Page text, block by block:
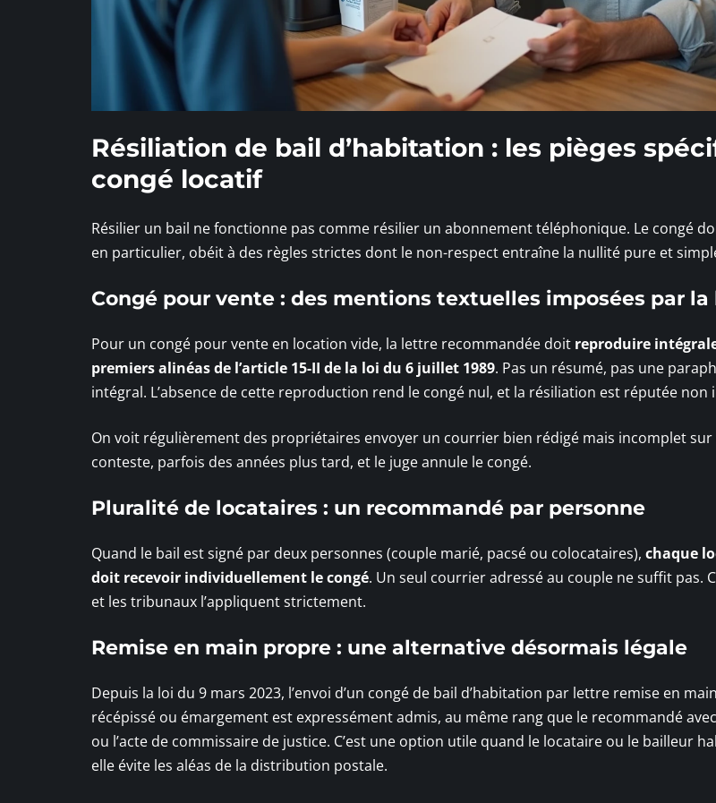
Résiliation de bail d’habitation : les pièges
congé locatif
Résilier un bail ne fonctionne pas comme résilier un abonnement téléphonique. Le congé
en particulier, obéit à des règles strictes dont le non-respect entraîne la nullité pure et
Congé pour vente : des mentions textuelles imposées par la
Pour un congé pour vente en location vide, la lettre recommandée doit reproduire
premiers alinéas de l’article 15-II de la loi du 6 juillet 1989. Pas un résumé, pas une
intégral. L’absence de cette reproduction rend le congé nul, et la résiliation est réputée non
On voit régulièrement des propriétaires envoyer un courrier bien rédigé mais incomplet sur
conteste, parfois des années plus tard, et le juge annule le congé.
Pluralité de locataires : un recommandé par personne
Quand le bail est signé par deux personnes (couple marié, pacsé ou colocataires), chaque
doit recevoir individuellement le congé. Un seul courrier adressé au couple ne suffit pas.
et les tribunaux l’appliquent strictement.
Remise en main propre : une alternative désormais légale
Depuis la loi du 9 mars 2023, l’envoi d’un congé de bail d’habitation par lettre remise en
récépissé ou émargement est expressément admis, au même rang que le recommandé
ou l’acte de commissaire de justice. C’est une option utile quand le locataire ou le bailleur
elle évite les aléas de la distribution postale.